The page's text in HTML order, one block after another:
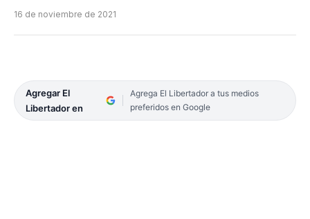
16 de noviembre de 2021
Agregar El
Libertador en
Agrega El Libertador a tus medios
preferidos en Google